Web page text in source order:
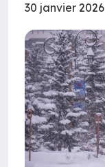
30 janvier 2026